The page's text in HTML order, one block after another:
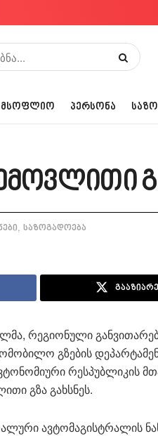
ᲛᲡᲝᲤᲚᲘᲝ ᲞᲔᲠᲡᲝᲜᲐ
, საზოგადოება
რეგიონული
გზების
რესპუბლიკის
გზა გახსნეს.
ავტომაგისტრალის